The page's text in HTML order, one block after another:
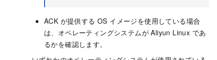
ACK が提供する OS イメージを使用している場合
は、オペレーティングシステムが Aliyun Linux であ
るかを確認します。